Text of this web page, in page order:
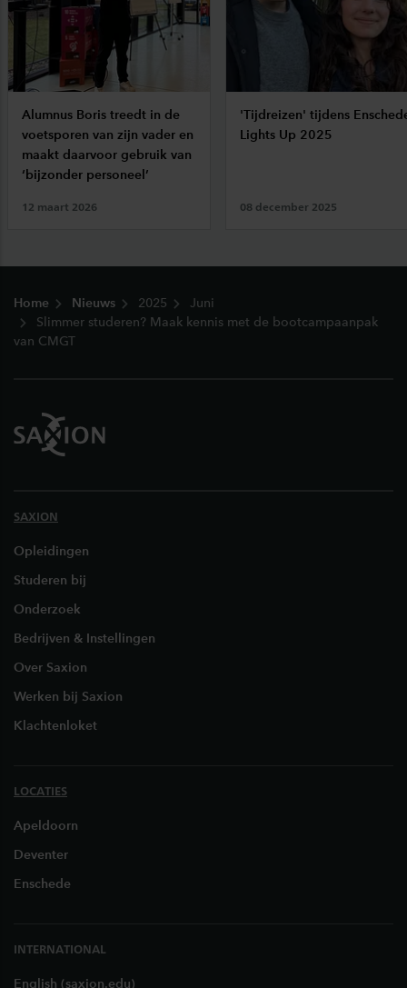
Alumnus Boris treedt in de
voetsporen van zijn vader en
maakt daarvoor gebruik van
‘bijzonder personeel’
12 maart 2026
'Tijdreizen' tijdens
Lights Up 2025
08 december 2025
Home Nieuws 2025
Juni
Slimmer studeren? Maak kennis met de bootcampaanpak
van CMGT
SAXION
Opleidingen
Studeren bij
Onderzoek
Bedrijven & Instellingen
Over Saxion
Werken bij Saxion
Klachtenloket
LOCATIES
Apeldoorn
Deventer
Enschede
INTERNATIONAL
English (saxion.edu)